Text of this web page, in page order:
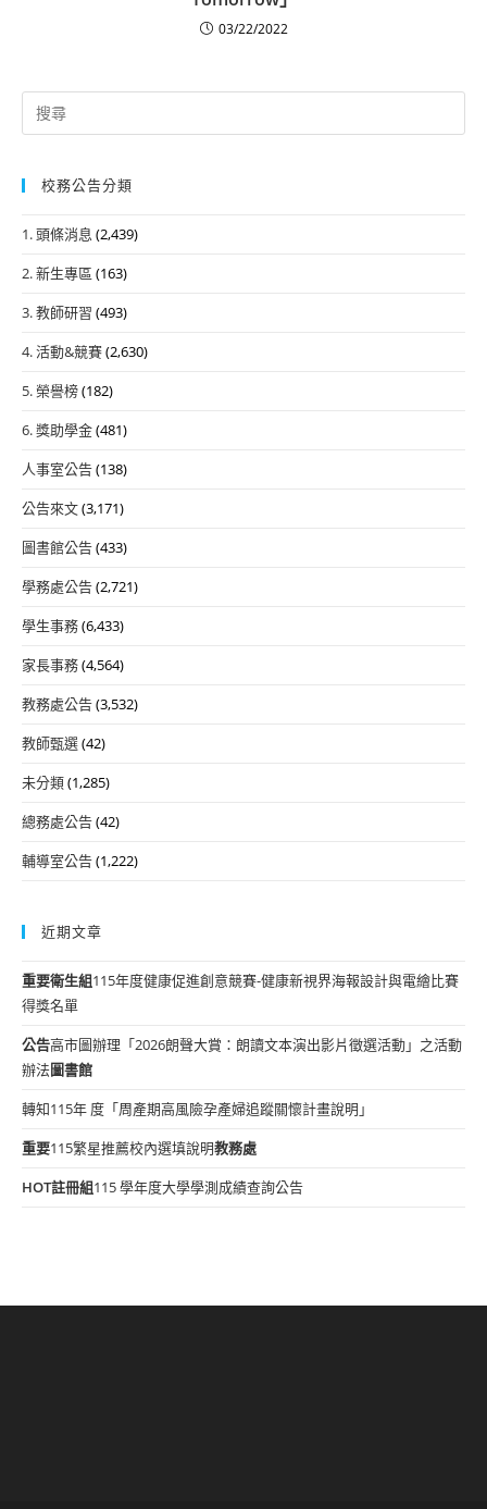
03/22/2022
Search
for:
校務公告分類
1. 頭條消息 (2,439)
2. 新生專區 (163)
3. 教師研習 (493)
4. 活動&競賽(2,630)
5. 榮譽榜(182)
6. 獎助學金(481)
人事室公告(138)
公告來文(3,171)
圖書館公告(433)
學務處公告(2,721)
學生事務(6,433)
家長事務(4,564)
教務處公告(3,532)
教師甄選(42)
未分類(1,285)
總務處公告(42)
輔導室公告(1,222)
近期文章
重要衛生組115年度健康促進創意競賽-健康新視界海報設計與電繪比賽
得獎名單
公告高市圖辦理「2026朗聲大賞：朗讀文本演出影片徵選活動」之活動
辦法圖書館
轉知115年 度「周產期高風險孕產婦追蹤關懷計畫說明」
重要115繁星推薦校內選填說明教務處
HOT註冊組115 學年度大學學測成績查詢公告